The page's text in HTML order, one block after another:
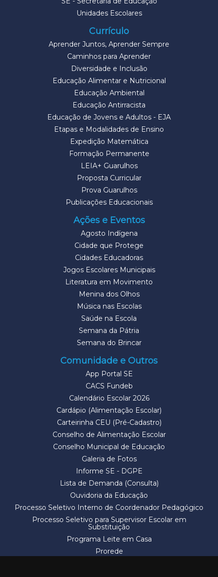
Unidades Escolares
Currículo
Aprender Juntos, Aprender Sempre
Caminhos para Aprender
Diversidade e Inclusão
Educação Alimentar e Nutricional
Educação Ambiental
Educação Antirracista
Educação de Jovens e Adultos - EJA
Etapas e Modalidades de Ensino
Expedição Matemática
Formação Permanente
LEIA+ Guarulhos
Proposta Curricular
Prova Guarulhos
Publicações Educacionais
Ações e Eventos
Agosto Indígena
Cidade que Protege
Cidades Educadoras
Jogos Escolares Municipais
Literatura em Movimento
Menina dos Olhos
Música nas Escolas
Saúde na Escola
Semana da Pátria
Semana do Brincar
Comunidade e Outros
App Portal SE
CACS Fundeb
Calendário Escolar 2026
Cardápio (Alimentação Escolar)
Carteirinha CEU (Pré-Cadastro)
Conselho de Alimentação Escolar
Conselho Municipal de Educação
Galeria de Fotos
Informe SE - DGPE
Lista de Demanda (Consulta)
Ouvidoria da Educação
Processo Seletivo Interno de Coordenador Pedagógico
Processo Seletivo para Supervisor Escolar em
Substituição
Programa Leite em Casa
Prorede